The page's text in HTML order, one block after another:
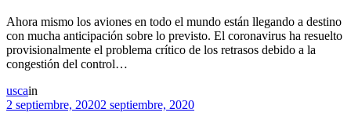
Ahora mismo los aviones en todo el mundo están llegando a destino
con mucha anticipación sobre lo previsto. El coronavirus ha resuelto
provisionalmente el problema crítico de los retrasos debido a la
congestión del control…
uscain
2 septiembre, 20202 septiembre, 2020